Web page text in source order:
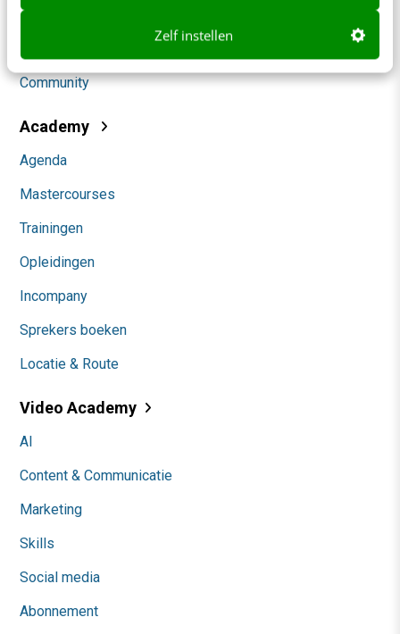
Zelf instellen
Social
Community
Academy
Agenda
Mastercourses
Trainingen
Opleidingen
Incompany
Sprekers boeken
Locatie & Route
Video Academy
AI
Content & Communicatie
Marketing
Skills
Social media
Abonnement